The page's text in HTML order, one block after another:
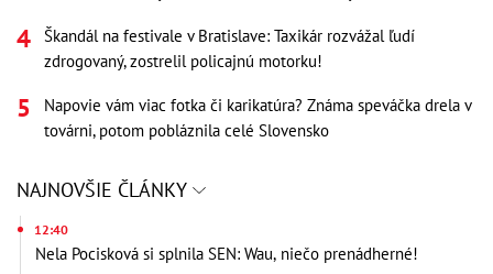
Škandál na festivale v Bratislave: Taxikár rozvážal ľudí
zdrogovaný, zostrelil policajnú motorku!
Napovie vám viac fotka či karikatúra? Známa speváčka drela v
továrni, potom pobláznila celé Slovensko
NAJNOVŠIE ČLÁNKY
12:40
Nela Pocisková si splnila SEN: Wau, niečo prenádherné!